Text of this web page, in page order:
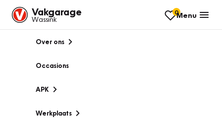
Vakgarage
Wassink
0Menu
Over ons
Occasions
APK
Werkplaats